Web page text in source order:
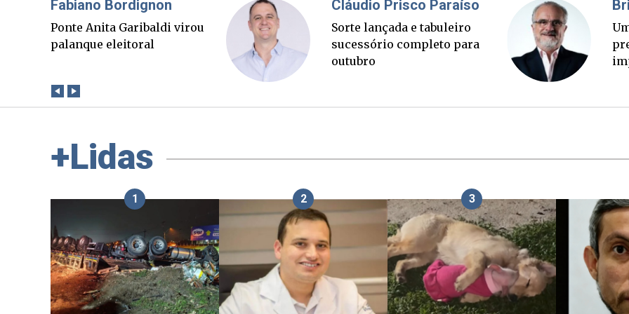
Misael Elias
O Boato corre mais rápido
que a verdade. Mas quem
Fabiano Bordignon
Ponte Anita Garibaldi virou
palanque eleitoral
+Lidas
1 2 3